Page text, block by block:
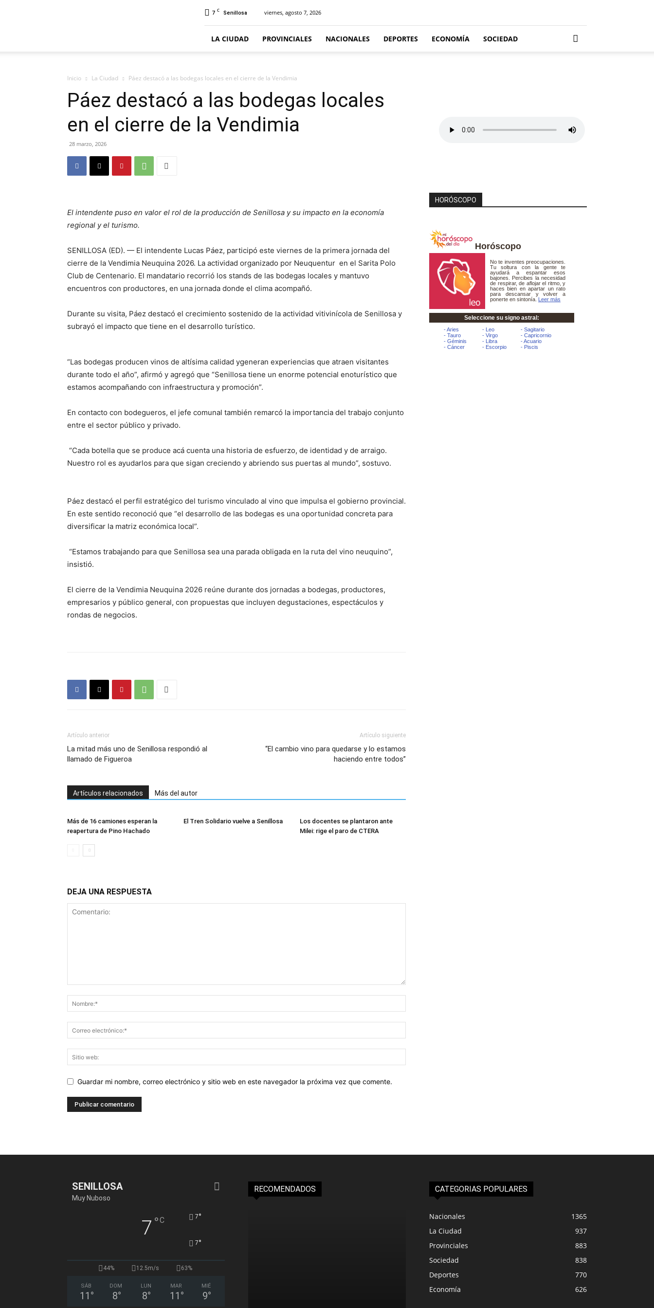
7 C Senillosa viernes, agosto 7, 2026
LA CIUDAD PROVINCIALES NACIONALES DEPORTES ECONOMÍA SOCIEDAD
Inicio La Ciudad Páez destacó a las bodegas locales en el cierre de la Vendimia
Páez destacó a las bodegas locales
en el cierre de la Vendimia
28 marzo, 2026
El intendente puso en valor el rol de la producción de Senillosa y su impacto en la economía
regional y el turismo.
SENILLOSA (ED). — El intendente Lucas Páez, participó este viernes de la primera jornada del
cierre de la Vendimia Neuquina 2026. La actividad organizado por Neuquentur en el Sarita Polo
Club de Centenario. El mandatario recorrió los stands de las bodegas locales y mantuvo
encuentros con productores, en una jornada donde el clima acompañó.
Durante su visita, Páez destacó el crecimiento sostenido de la actividad vitivinícola de Senillosa y
subrayó el impacto que tiene en el desarrollo turístico.
“Las bodegas producen vinos de altísima calidad ygeneran experiencias que atraen visitantes
durante todo el año”, afirmó y agregó que “Senillosa tiene un enorme potencial enoturístico que
estamos acompañando con infraestructura y promoción”.
En contacto con bodegueros, el jefe comunal también remarcó la importancia del trabajo conjunto
entre el sector público y privado.
“Cada botella que se produce acá cuenta una historia de esfuerzo, de identidad y de arraigo.
Nuestro rol es ayudarlos para que sigan creciendo y abriendo sus puertas al mundo”, sostuvo.
Páez destacó el perfil estratégico del turismo vinculado al vino que impulsa el gobierno provincial.
En este sentido reconoció que “el desarrollo de las bodegas es una oportunidad concreta para
diversificar la matriz económica local”.
“Estamos trabajando para que Senillosa sea una parada obligada en la ruta del vino neuquino”,
insistió.
El cierre de la Vendimia Neuquina 2026 reúne durante dos jornadas a bodegas, productores,
empresarios y público general, con propuestas que incluyen degustaciones, espectáculos y
rondas de negocios.
Artículo anterior
La mitad más uno de Senillosa respondió al
llamado de Figueroa
Artículo siguiente
“El cambio vino para quedarse y lo estamos
haciendo entre todos”
Artículos relacionados Más del autor
Más de 16 camiones esperan la
reapertura de Pino Hachado
El Tren Solidario vuelve a Senillosa
Los docentes se plantaron ante
Milei: rige el paro de CTERA
DEJA UNA RESPUESTA
Guardar mi nombre, correo electrónico y sitio web en este navegador la próxima vez que comente.
HORÓSCOPO
Horóscopo
SENILLOSA
Muy Nuboso
7 °C 7°
7°
44% 12.5m/s 63%
SÁB
11 °
DOM
8°
LUN
8°
MAR
11 °
MIÉ
9°
RECOMENDADOS CATEGORIAS POPULARES
Nacionales
1365
La Ciudad
937
Provinciales
883
Sociedad
838
Deportes
770
Economía
626